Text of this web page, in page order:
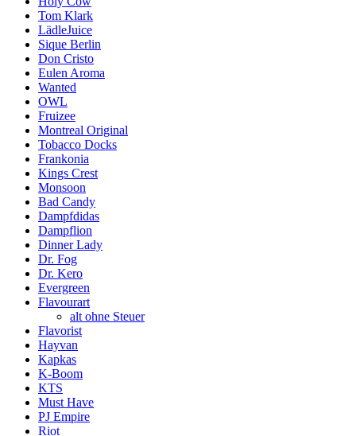
Tom Klark
LädleJuice
Sique Berlin
Don Cristo
Eulen Aroma
Wanted
OWL
Fruizee
Montreal Original
Tobacco Docks
Frankonia
Kings Crest
Monsoon
Bad Candy
Dampfdidas
Dampflion
Dinner Lady
Dr. Fog
Dr. Kero
Evergreen
Flavourart
alt ohne Steuer
Flavorist
Hayvan
Kapkas
K-Boom
KTS
Must Have
PJ Empire
Riot